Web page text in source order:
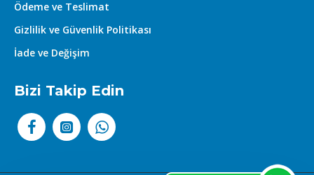
Ödeme ve Teslimat
Gizlilik ve Güvenlik Politikası
İade ve Değişim
Bizi Takip Edin